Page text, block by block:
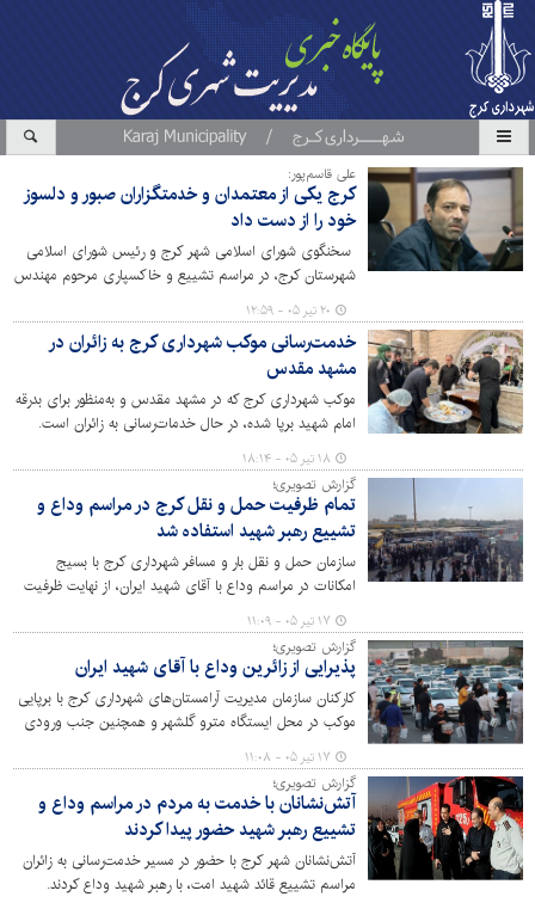
علی قاسم‌پور:
کرج یکی از معتمدان و خدمتگزاران صبور و دلسوز
خود را از دست داد
سخنگوی شورای اسلامی شهر کرج و رئیس شورای اسلامی
شهرستان کرج، در مراسم تشییع و خاکسپاری مرحوم مهندس
محمود دادگو، وی را از چهره‌های مورد اعتماد مردم و از
مدیران اثرگذار تاریخ شورای اسلامی شهر کرج توصیف کرد.
۲۰ تیر ۰۵ - ۱۲:۵۹
خدمت‌رسانی موکب شهرداری کرج به زائران در
مشهد مقدس
موکب شهرداری کرج که در مشهد مقدس و به‌منظور برای بدرقه
امام شهید برپا شده، در حال خدمات‌رسانی به زائران است.
۱۸ تیر ۰۵ - ۱۸:۱۴
گزارش تصویری؛
تمام ظرفیت حمل و نقل کرج در مراسم وداع و
تشییع رهبر شهید استفاده شد
سازمان حمل و نقل بار و مسافر شهرداری کرج با بسیج
امکانات در مراسم وداع با آقای شهید ایران، از نهایت ظرفیت
حمل و نقل موجود در شهر کرج استفاده کرد.
۱۷ تیر ۰۵ - ۱۱:۰۹
گزارش تصویری؛
پذیرایی از زائرین وداع با آقای شهید ایران
کارکنان سازمان مدیریت آرامستان‌های شهرداری کرج با برپایی
موکب در محل ایستگاه مترو گلشهر و همچنین جنب ورودی
سازمان واقع در اتوبان کرج – قزوین و در مسیر برگشت از
زائرین وداع با آقای شهید ایران پذیرایی کردند.
۱۷ تیر ۰۵ - ۱۱:۰۸
گزارش تصویری؛
آتش‌نشانان با خدمت به مردم در مراسم وداع و
تشییع رهبر شهید حضور پیدا کردند
آتش‌نشانان شهر کرج با حضور در مسیر خدمت‌رسانی به زائران
مراسم تشییع قائد شهید امت، با رهبر شهید وداع کردند.